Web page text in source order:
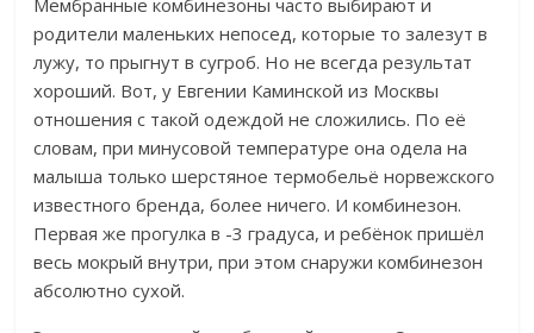
Мембранные комбинезоны часто выбирают и
родители маленьких непосед, которые то залезут в
лужу, то прыгнут в сугроб. Но не всегда результат
хороший. Вот, у Евгении Каминской из Москвы
отношения с такой одеждой не сложились. По её
словам, при минусовой температуре она одела на
малыша только шерстяное термобельё норвежского
известного бренда, более ничего. И комбинезон.
Первая же прогулка в -3 градуса, и ребёнок пришёл
весь мокрый внутри, при этом снаружи комбинезон
абсолютно сухой.